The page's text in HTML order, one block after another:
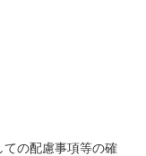
の配慮事項等の確